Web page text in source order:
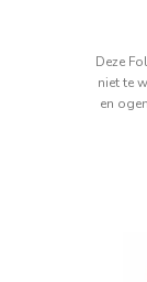
Deze
niet te
en